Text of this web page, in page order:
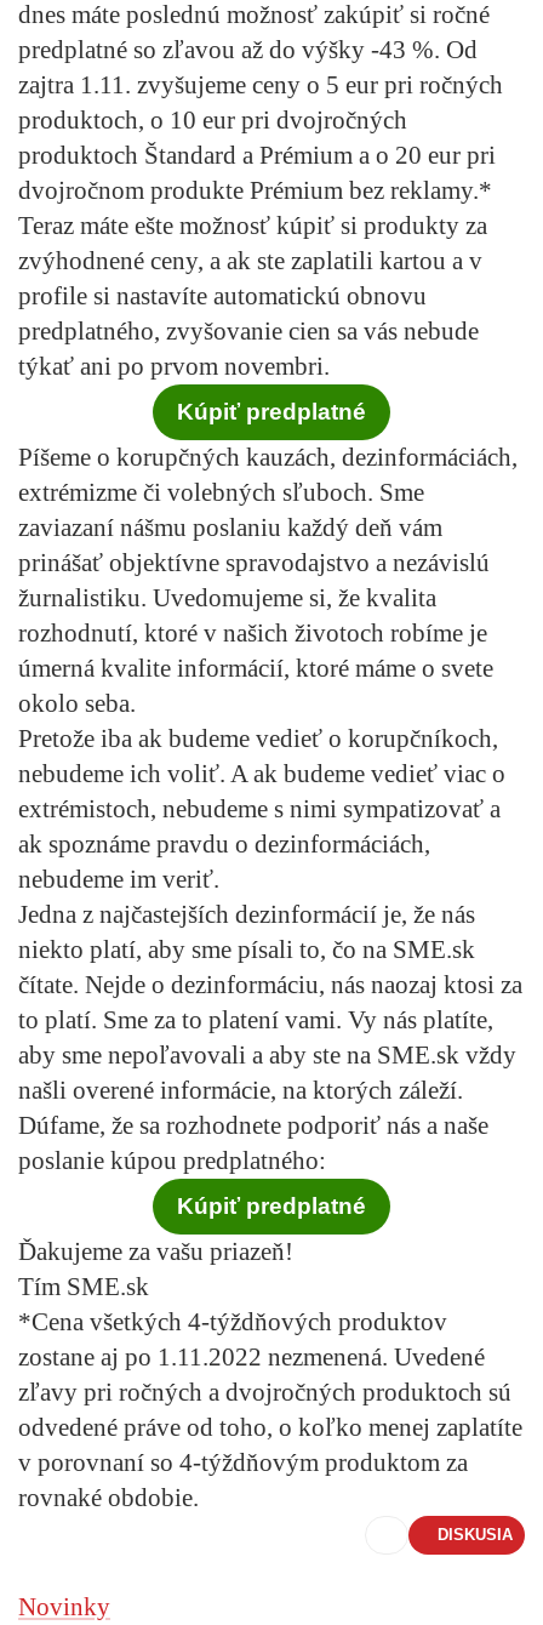
dnes máte poslednú možnosť zakúpiť si ročné
predplatné so zľavou až do výšky -43 %. Od
zajtra 1.11. zvyšujeme ceny o 5 eur pri ročných
produktoch, o 10 eur pri dvojročných
produktoch Štandard a Prémium a o 20 eur pri
dvojročnom produkte Prémium bez reklamy.*
Teraz máte ešte možnosť kúpiť si produkty za
zvýhodnené ceny, a ak ste zaplatili kartou a v
profile si nastavíte automatickú obnovu
predplatného, zvyšovanie cien sa vás nebude
týkať ani po prvom novembri.
Kúpiť predplatné
Píšeme o korupčných kauzách, dezinformáciách,
extrémizme či volebných sľuboch. Sme
zaviazaní nášmu poslaniu každý deň vám
prinášať objektívne spravodajstvo a nezávislú
žurnalistiku. Uvedomujeme si, že kvalita
rozhodnutí, ktoré v našich životoch robíme je
úmerná kvalite informácií, ktoré máme o svete
okolo seba.
Pretože iba ak budeme vedieť o korupčníkoch,
nebudeme ich voliť. A ak budeme vedieť viac o
extrémistoch, nebudeme s nimi sympatizovať a
ak spoznáme pravdu o dezinformáciách,
nebudeme im veriť.
Jedna z najčastejších dezinformácií je, že nás
niekto platí, aby sme písali to, čo na SME.sk
čítate. Nejde o dezinformáciu, nás naozaj ktosi za
to platí. Sme za to platení vami. Vy nás platíte,
aby sme nepoľavovali a aby ste na SME.sk vždy
našli overené informácie, na ktorých záleží.
Dúfame, že sa rozhodnete podporiť nás a naše
poslanie kúpou predplatného:
Kúpiť predplatné
Ďakujeme za vašu priazeň!
Tím SME.sk
*Cena všetkých 4-týždňových produktov
zostane aj po 1.11.2022 nezmenená. Uvedené
zľavy pri ročných a dvojročných produktoch sú
odvedené práve od toho, o koľko menej zaplatíte
v porovnaní so 4-týždňovým produktom za
rovnaké obdobie.
DISKUSIA
Novinky